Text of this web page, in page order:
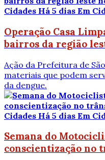
Cidades Há 5 dias Em
Operação Casa
bairros da região
Ação da Prefeitura de
materiais que podem
da dengue.
Cidades Há 5 dias Em
Semana do
conscientização no